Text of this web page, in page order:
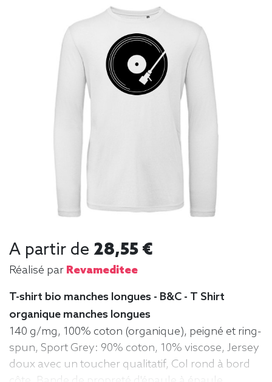
A partir de 28,55 €
Réalisé par Revameditee
T-shirt bio manches longues - B&C - T Shirt
organique manches longues
140 g/mg, 100% coton (organique), peigné et ring-
spun, Sport Grey: 90% coton, 10% viscose, Jersey
doux avec un toucher qualitatif, Col rond à bord